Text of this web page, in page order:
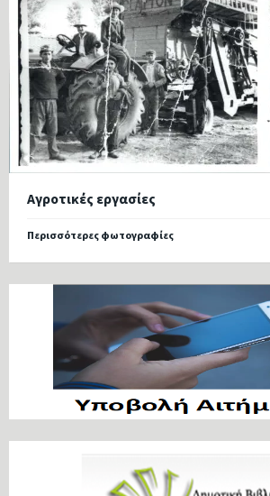
Αγροτικές εργασίες
Περισσότερες φωτογραφίες